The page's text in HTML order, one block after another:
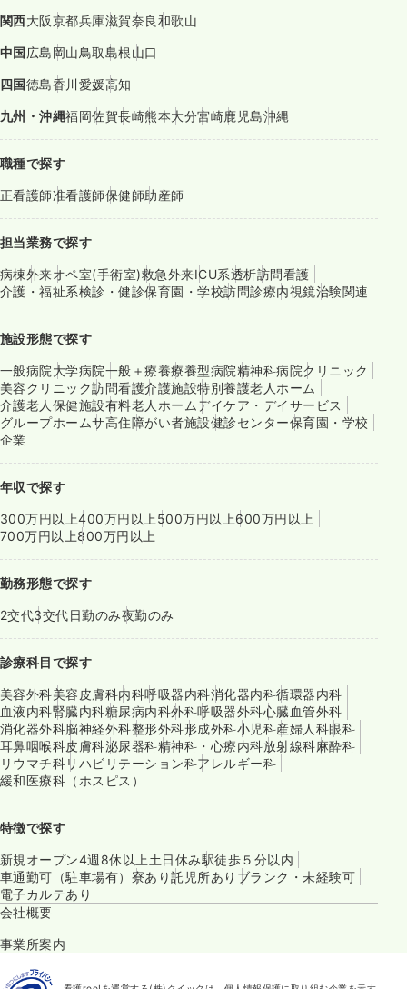
関西大阪京都兵庫滋賀奈良和歌山
中国広島岡山鳥取島根山口
四国徳島香川愛媛高知
九州・沖縄福岡佐賀長崎熊本大分宮崎鹿児島沖縄
職種で探す
正看護師准看護師保健師助産師
担当業務で探す
病棟外来オペ室(手術室)救急外来ICU系透析訪問看護
介護・福祉系検診・健診保育園・学校訪問診療内視鏡治験関連
施設形態で探す
一般病院大学病院一般＋療養療養型病院精神科病院クリニック
美容クリニック訪問看護介護施設特別養護老人ホーム
介護老人保健施設有料老人ホームデイケア・デイサービス
グループホームサ高住障がい者施設健診センター保育園・学校
企業
年収で探す
300万円以上400万円以上 500万円以上600万円以上
700万円以上800万円以上
勤務形態で探す
2交代3交代日勤のみ夜勤のみ
診療科目で探す
美容外科美容皮膚科内科呼吸器内科消化器内科循環器内科
血液内科腎臓内科糖尿病内科外科呼吸器外科心臓血管外科
消化器外科脳神経外科整形外科形成外科小児科産婦人科眼科
耳鼻咽喉科皮膚科泌尿器科精神科・心療内科放射線科麻酔科
リウマチ科リハビリテーション科アレルギー科
緩和医療科（ホスピス）
特徴で探す
新規オープン4週8休以上 土日休み駅徒歩５分以内
車通勤可（駐車場有） 寮あり託児所あり ブランク・未経験可
電子カルテあり
会社概要
事業所案内